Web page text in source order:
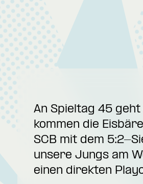
An Spieltag 45
kommen die
SCB mit dem 5:2-
unsere Jungs am
einen direkten